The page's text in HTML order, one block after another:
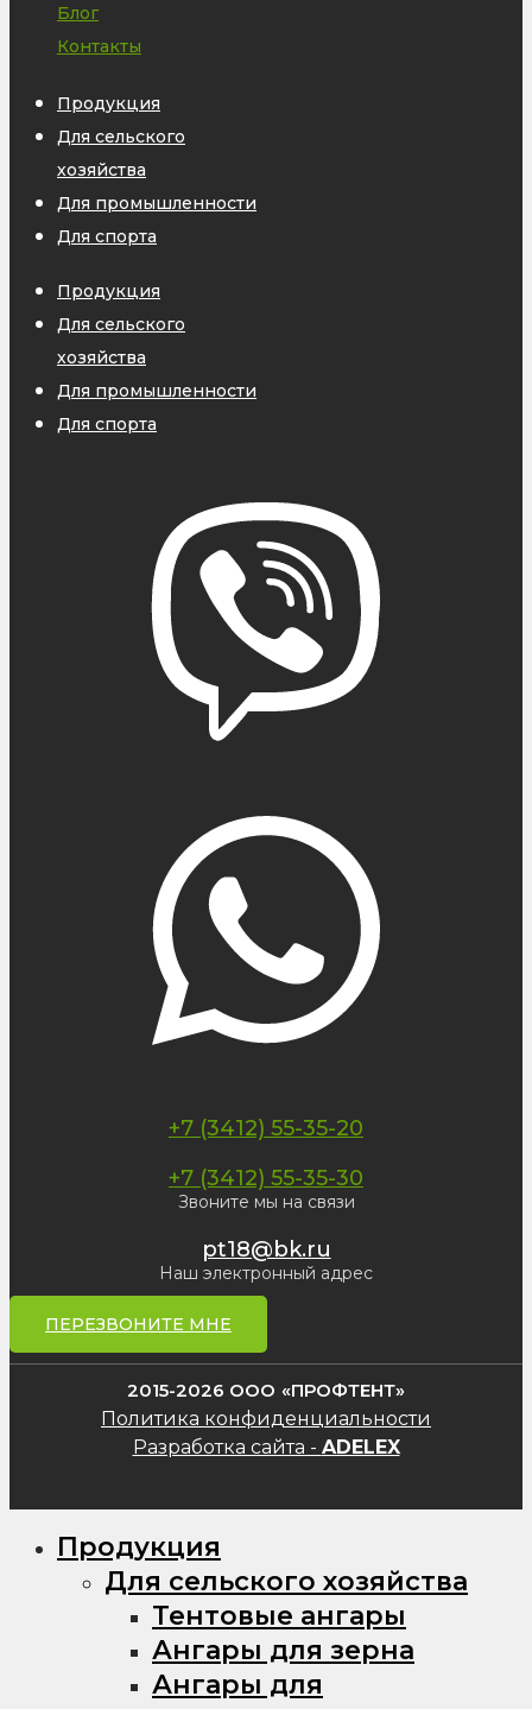
Блог
Контакты
Продукция
Для сельского
хозяйства
Для промышленности
Для спорта
Продукция
Для сельского
хозяйства
Для промышленности
Для спорта
+7 (3412) 55-35-20
+7 (3412) 55-35-30
Звоните мы на связи
pt18@bk.ru
Наш электронный адрес
ПЕРЕЗВОНИТЕ МНЕ
2015-2026 ООО «ПРОФТЕНТ»
Политика конфиденциальности
Разработка сайта - ADELEX
Продукция
Для сельского хозяйства
Тентовые ангары
Ангары для зерна
Ангары для